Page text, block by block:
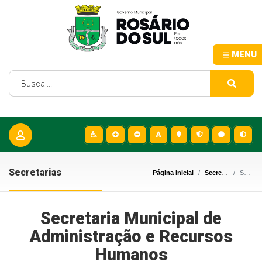
MENU
Secretarias Página Inicial Secretarias Secretaria Municipal de Administração e Recursos Humanos
Secretaria Municipal de
Administração e Recursos
Humanos